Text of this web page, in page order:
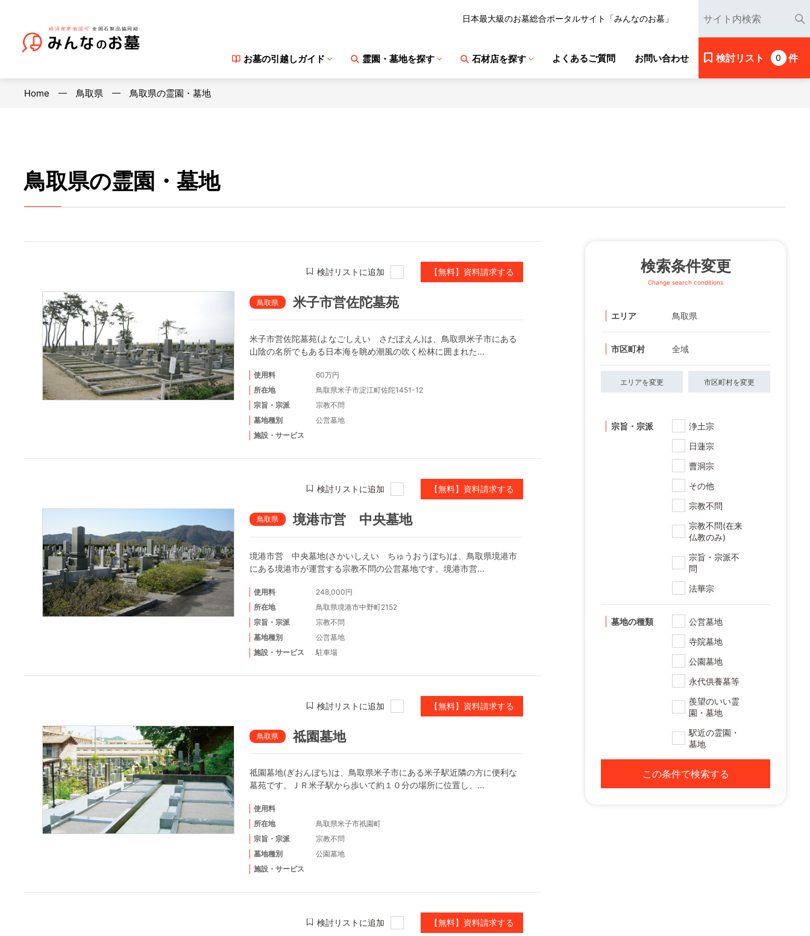
日本最大級のお墓総合ポータルサイト「みんなのお墓」
お墓の引越しガイド 霊園・墓地を探す 石材店を探す よくあるご質問 お問い合わせ 検討リスト 0 件
Home 鳥取県 鳥取県の霊園・墓地
鳥取県の霊園・墓地
検討リストに追加 【無料】資料請求する
鳥取県 米子市営佐陀墓苑
米子市営佐陀墓苑(よなごしえい さだぼえん)は、鳥取県米子市にある
山陰の名所でもある日本海を眺め潮風の吹く松林に囲まれた...
使用料
60万円
所在地
鳥取県米子市淀江町佐陀1451-12
宗旨・宗派
宗教不問
墓地種別
公営墓地
施設・サービス
検討リストに追加 【無料】資料請求する
鳥取県 境港市営 中央墓地
境港市営 中央墓地(さかいしえい ちゅうおうぼち)は、鳥取県境港市
にある境港市が運営する宗教不問の公営墓地です。境港市営...
使用料
248,000円
所在地
鳥取県境港市中野町2152
宗旨・宗派
宗教不問
墓地種別
公営墓地
施設・サービス
駐車場
検討リストに追加 【無料】資料請求する
鳥取県 祗園墓地
祗園墓地(ぎおんぼち)は、鳥取県米子市にある米子駅近隣の方に便利な
墓苑です。ＪＲ米子駅から歩いて約１０分の場所に位置し、...
使用料
所在地
鳥取県米子市祇園町
宗旨・宗派
宗教不問
墓地種別
公園墓地
施設・サービス
検討リストに追加 【無料】資料請求する
検索条件変更
Change search conditions
エリア 鳥取県
市区町村 全域
エリアを変更 市区町村を変更
宗旨・宗派
浄土宗
日蓮宗
曹洞宗
その他
宗教不問
宗教不問(在来
仏教のみ)
宗旨・宗派不
問
法華宗
墓地の種類
公営墓地
寺院墓地
公園墓地
永代供養墓等
羨望のいい霊
園・墓地
駅近の霊園・
墓地
この条件で検索する